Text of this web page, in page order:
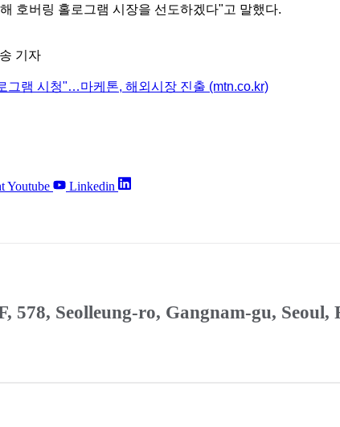
호버링 홀로그램 시장을 선도하겠다"고 말했다.
기자
그램 시청"…마케톤, 해외시장 진출 (mtn.co.kr)
Youtube Linkedin
578, Seolleung-ro, Gangnam-gu, Seoul,